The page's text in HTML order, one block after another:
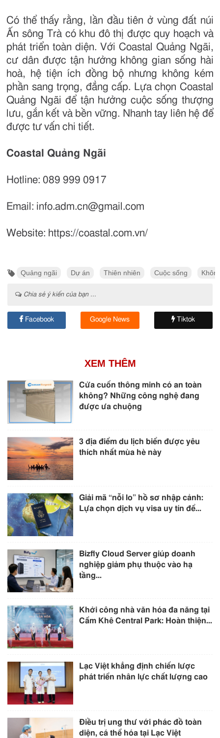
Có thể thấy rằng, lần đầu tiên ở vùng đất núi
Ấn sông Trà có khu đô thị được quy hoạch và
phát triển toàn diện. Với Coastal Quảng Ngãi,
cư dân được tận hưởng không gian sống hài
hoà, hệ tiện ích đồng bộ nhưng không kém
phần sang trọng, đẳng cấp. Lựa chọn Coastal
Quảng Ngãi để tận hưởng cuộc sống thượng
lưu, gắn kết và bền vững. Nhanh tay liên hệ để
được tư vấn chi tiết.
Coastal Quảng Ngãi
Hotline: 089 999 0917
Email: info.adm.cn@gmail.com
Website: https://coastal.com.vn/
Quảng ngãi Dự án Thiên nhiên Cuộc sống
Chia sẻ ý kiến của bạn ...
Facebook Google News Tiktok
XEM THÊM
Cửa cuốn thông minh có an toàn
không? Những công nghệ đang
được ưa chuộng
3 địa điểm du lịch biển được yêu
thích nhất mùa hè này
Giải mã “nỗi lo” hồ sơ nhập cảnh:
Lựa chọn dịch vụ visa uy tín để...
Bizfly Cloud Server giúp doanh
nghiệp giảm phụ thuộc vào hạ
tầng...
Khởi công nhà văn hóa đa năng tại
Cẩm Khê Central Park: Hoàn thiện...
Lạc Việt khẳng định chiến lược
phát triển nhân lực chất lượng cao
Điều trị ung thư với phác đồ toàn
diện, cá thể hóa tại Lạc Việt